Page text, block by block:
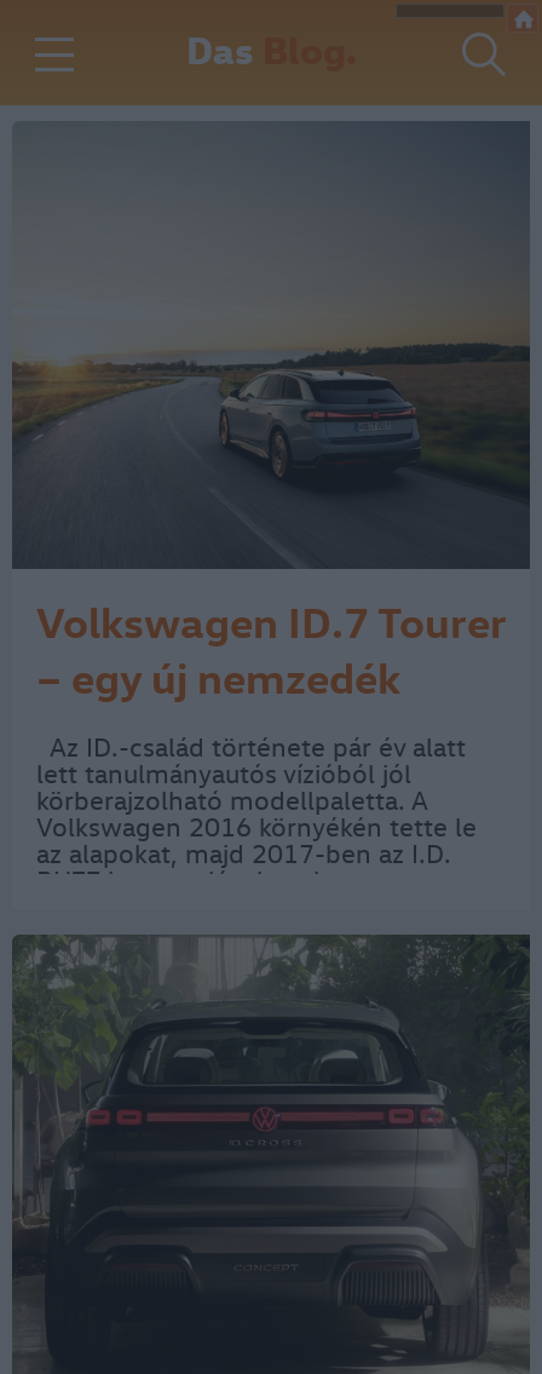
Das
Volkswagen ID.7 Tourer
– egy új nemzedék
csúcsmodellje
Az ID.-család története pár év alatt
lett tanulmányautós vízióból jól
körberajzolható modellpaletta. A
Volkswagen 2016 környékén tette le
az alapokat, majd 2017-ben az I.D.
BUZZ koncepcióval azt is megmutatta,
kizárólag „racionális” termékekkel
akarja megoldani. A…